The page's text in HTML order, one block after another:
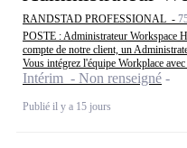
RANDSTAD PROFESSIONAL -
POSTE : Administrateur Workspace
compte de notre client, un
Vous intégrez l'équipe Workplace avec
Intérim - Non renseigné
Publié il y a 15 jours